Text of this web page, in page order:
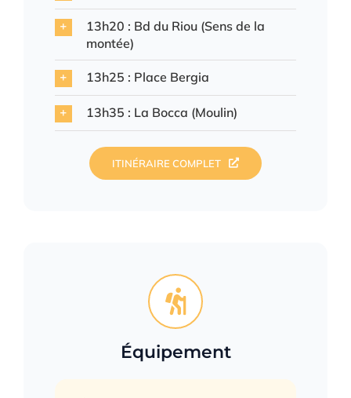
13h20 : Bd du Riou (Sens de la
montée)
13h25 : Place Bergia
13h35 : La Bocca (Moulin)
ITINÉRAIRE COMPLET
Équipement